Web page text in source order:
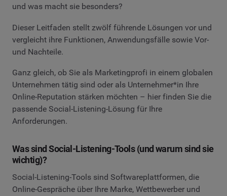
und was macht sie besonders?
Dieser Leitfaden stellt zwölf führende Lösungen vor und
vergleicht ihre Funktionen, Anwendungsfälle sowie Vor-
und Nachteile.
Ganz gleich, ob Sie als Marketingprofi in einem globalen
Unternehmen tätig sind oder als Unternehmer*in Ihre
Online-Reputation stärken möchten – hier finden Sie die
passende Social-Listening-Lösung für Ihre
Anforderungen.
Was sind Social-Listening-Tools (und warum sind sie
wichtig)?
Social-Listening-Tools sind Softwareplattformen, die
Online-Gespräche über Ihre Marke, Wettbewerber und